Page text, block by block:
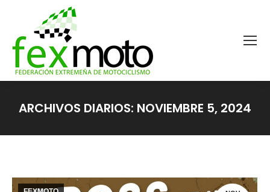
ARCHIVOS DIARIOS: NOVIEMBRE 5, 2024